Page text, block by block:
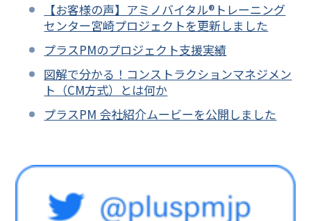
【お客様の声】アミノバイタル®トレーニング
センター宮崎プロジェクトを更新しました
プラスPMのプロジェクト支援実績
図解で分かる！コンストラクションマネジメン
ト（CM方式）とは何か
プラスPM 会社紹介ムービーを公開しました